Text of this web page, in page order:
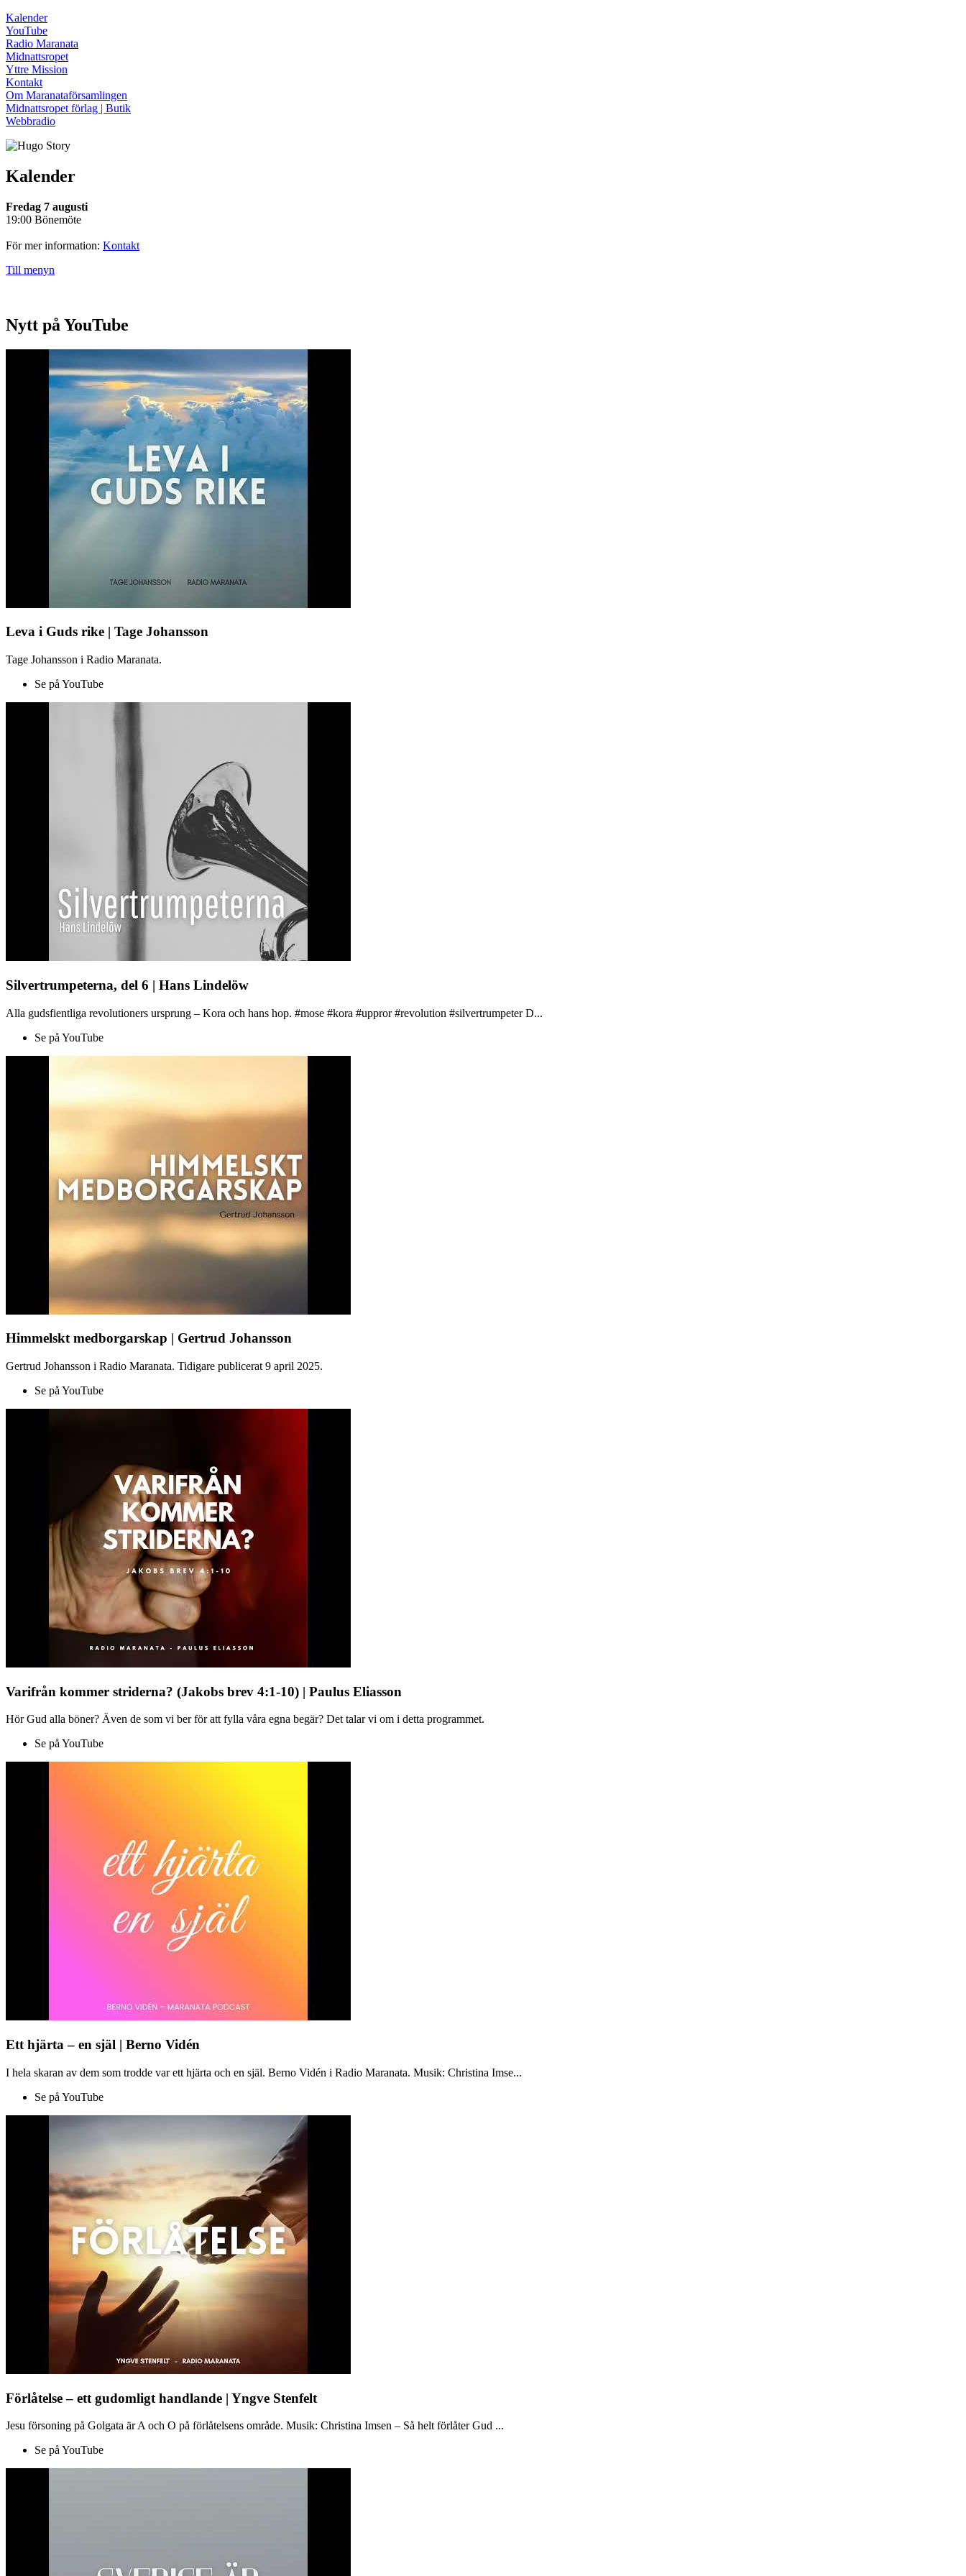
Kalender
YouTube
Radio Maranata
Midnattsropet
Yttre Mission
Kontakt
Om Maranataförsamlingen
Midnattsropet förlag | Butik
Webbradio
Kalender
Fredag 7 augusti
19:00 Bönemöte
För mer information: Kontakt
Till menyn
Nytt på YouTube
Leva i Guds rike | Tage Johansson
Tage Johansson i Radio Maranata.
Se på YouTube
Silvertrumpeterna, del 6 | Hans Lindelöw
Alla gudsfientliga revolutioners ursprung – Kora och hans hop. #mose #kora #uppror #revolution #silvertrumpeter D...
Se på YouTube
Himmelskt medborgarskap | Gertrud Johansson
Gertrud Johansson i Radio Maranata. Tidigare publicerat 9 april 2025.
Se på YouTube
Varifrån kommer striderna? (Jakobs brev 4:1-10) | Paulus Eliasson
Hör Gud alla böner? Även de som vi ber för att fylla våra egna begär? Det talar vi om i detta programmet.
Se på YouTube
Ett hjärta – en själ | Berno Vidén
I hela skaran av dem som trodde var ett hjärta och en själ. Berno Vidén i Radio Maranata. Musik: Christina Imse...
Se på YouTube
Förlåtelse – ett gudomligt handlande | Yngve Stenfelt
Jesu försoning på Golgata är A och O på förlåtelsens område. Musik: Christina Imsen – Så helt förlåter Gud ...
Se på YouTube